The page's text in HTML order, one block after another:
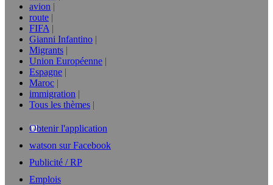
avion
route
FIFA
Gianni Infantino
Migrants
Union Européenne
Espagne
Maroc
immigration
Tous les thèmes
Obtenir l'application
watson sur Facebook
Publicité / RP
Emplois